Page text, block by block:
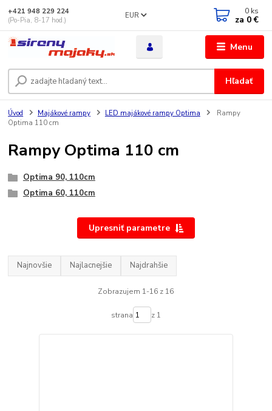
Menu
EUR
Hľadať
+421 948 229 224
(Po-Pia, 8-17 hod.)
0 ks
za 0 €
Úvod Majákové rampy LED majákové rampy Optima
Rampy
Optima 110 cm
Rampy Optima 110 cm
Optima 90, 110cm
Optima 60, 110cm
Upresniť parametre
Najnovšie Najlacnejšie Najdrahšie
Zobrazujem 1-16 z 16
strana z 1